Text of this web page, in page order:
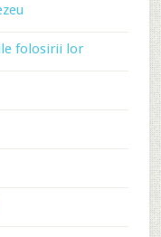
folosirii lor